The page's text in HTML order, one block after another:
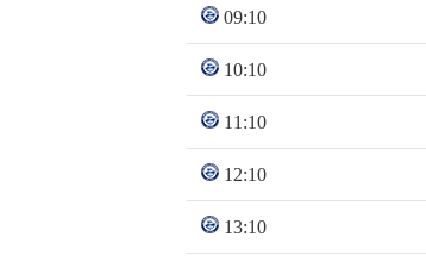
09:10
10:10
11:10
12:10
13:10